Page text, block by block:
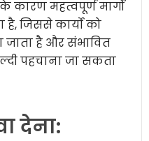
कारण महत्वपूर्ण मार्गों
जिससे कार्यों को
जाता है और संभावित
पहचाना जा सकता
देना: